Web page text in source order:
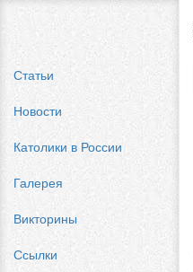
Статьи
Новости
Католики в России
Галерея
Викторины
Ссылки